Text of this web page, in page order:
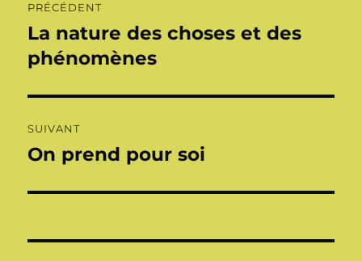
de
l’article
PRÉCÉDENT
Publication
précédente :
La nature des choses et des
phénomènes
SUIVANT
Publication
On prend pour soi